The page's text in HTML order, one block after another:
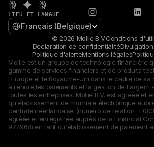
LIEU ET LANGUE
Select Language
Français (Belgique)
© 2026 Mollie B.V.Conditions
Déclaration de confidentialité
Politique d'alerteMentions légales
Mollie est un groupe de technologie financière
gamme de services financiers et de produits
l'Europe et le Royaume-Uni dans le cadre de sa
à rendre les paiements et la gestion de l'argent
toutes les entreprises. Mollie B.V. est agréée et
qu'établissement de monnaie électronique
centrale néerlandaise (numéro de relation :
agréée et enregistrée auprès de la Financial
977968) en tant qu'établissement de paiement